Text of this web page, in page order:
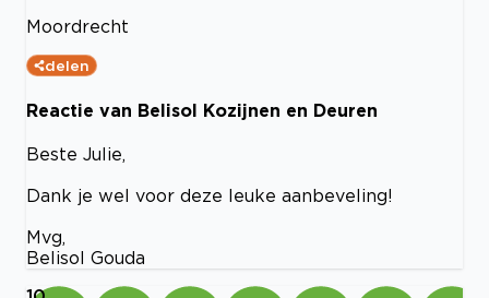
Moordrecht
delen
Reactie van Belisol Kozijnen en Deuren
Beste Julie,
Dank je wel voor deze leuke aanbeveling!
Mvg,
Belisol Gouda